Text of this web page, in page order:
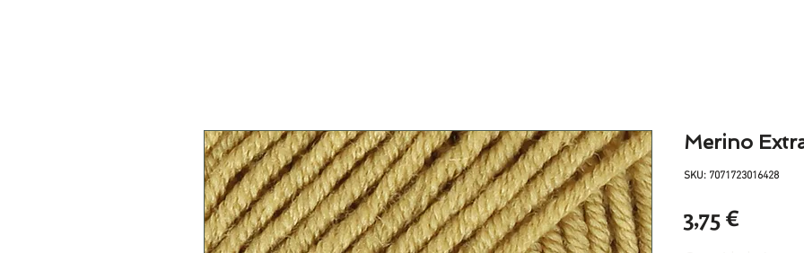
Merino
SKU: 7071723016428
3,75 €